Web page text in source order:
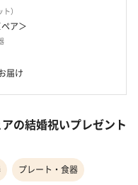
）
ア＞
届け
の結婚祝いプレゼント
プレート・食器